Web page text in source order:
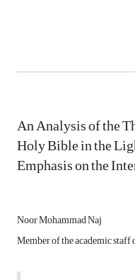
An Analysis of the
Holy Bible in the
Emphasis on the
Noor Mohammad Naj
Member of the academic